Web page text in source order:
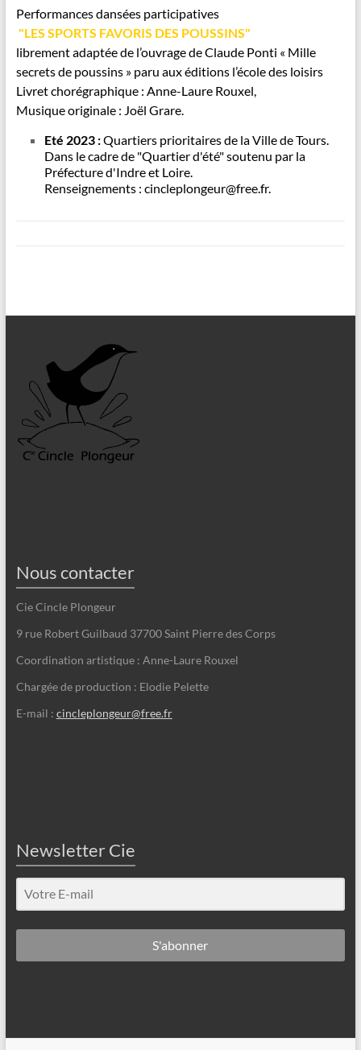
Performances dansées participatives
"LES SPORTS FAVORIS DES POUSSINS"
librement adaptée de l’ouvrage de Claude Ponti « Mille
secrets de poussins » paru aux éditions l’école des loisirs
Livret chorégraphique : Anne-Laure Rouxel,
Musique originale : Joël Grare.
Eté 2023 :Quartiers prioritaires de la Ville de Tours.
Dans le cadre de "Quartier d'été" soutenu par la
Préfecture d'Indre et Loire.
Renseignements : cincleplongeur@free.fr.
Nous contacter
Cie Cincle Plongeur
9 rue Robert Guilbaud 37700 Saint Pierre des Corps
Coordination artistique : Anne-Laure Rouxel
Chargée de production : Elodie Pelette
E-mail : cincleplongeur@free.fr
Newsletter Cie
S'abonner